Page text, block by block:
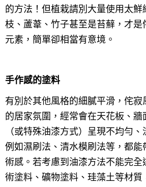
的方法！但植栽請別大量使用太
枝、蘆葦、竹子甚至是苔蘚，才
元素，簡單卻相當有意境。
手作感的塗料
有別於其他風格的細膩平滑，侘
的居家氛圍，經常會在天花板、
（或特殊油漆方式）呈現不均勻
例如濕刷法、清水模刷法等，都
術感。若考慮到油漆方法不能完
術塗料、礦物塗料、珪藻土等材